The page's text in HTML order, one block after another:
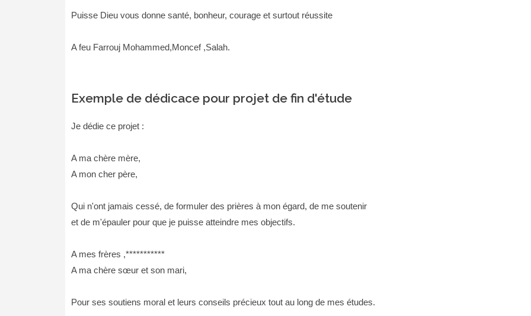
Puisse Dieu vous donne santé, bonheur, courage et surtout réussite
A feu Farrouj Mohammed,Moncef ,Salah.
Exemple de dédicace pour projet de fin d'étude
Je dédie ce projet :
A ma chère mère,
A mon cher père,
Qui n'ont jamais cessé, de formuler des prières à mon égard, de me soutenir
et de m'épauler pour que je puisse atteindre mes objectifs.
A mes frères ,***********
A ma chère sœur et son mari,
Pour ses soutiens moral et leurs conseils précieux tout au long de mes études.